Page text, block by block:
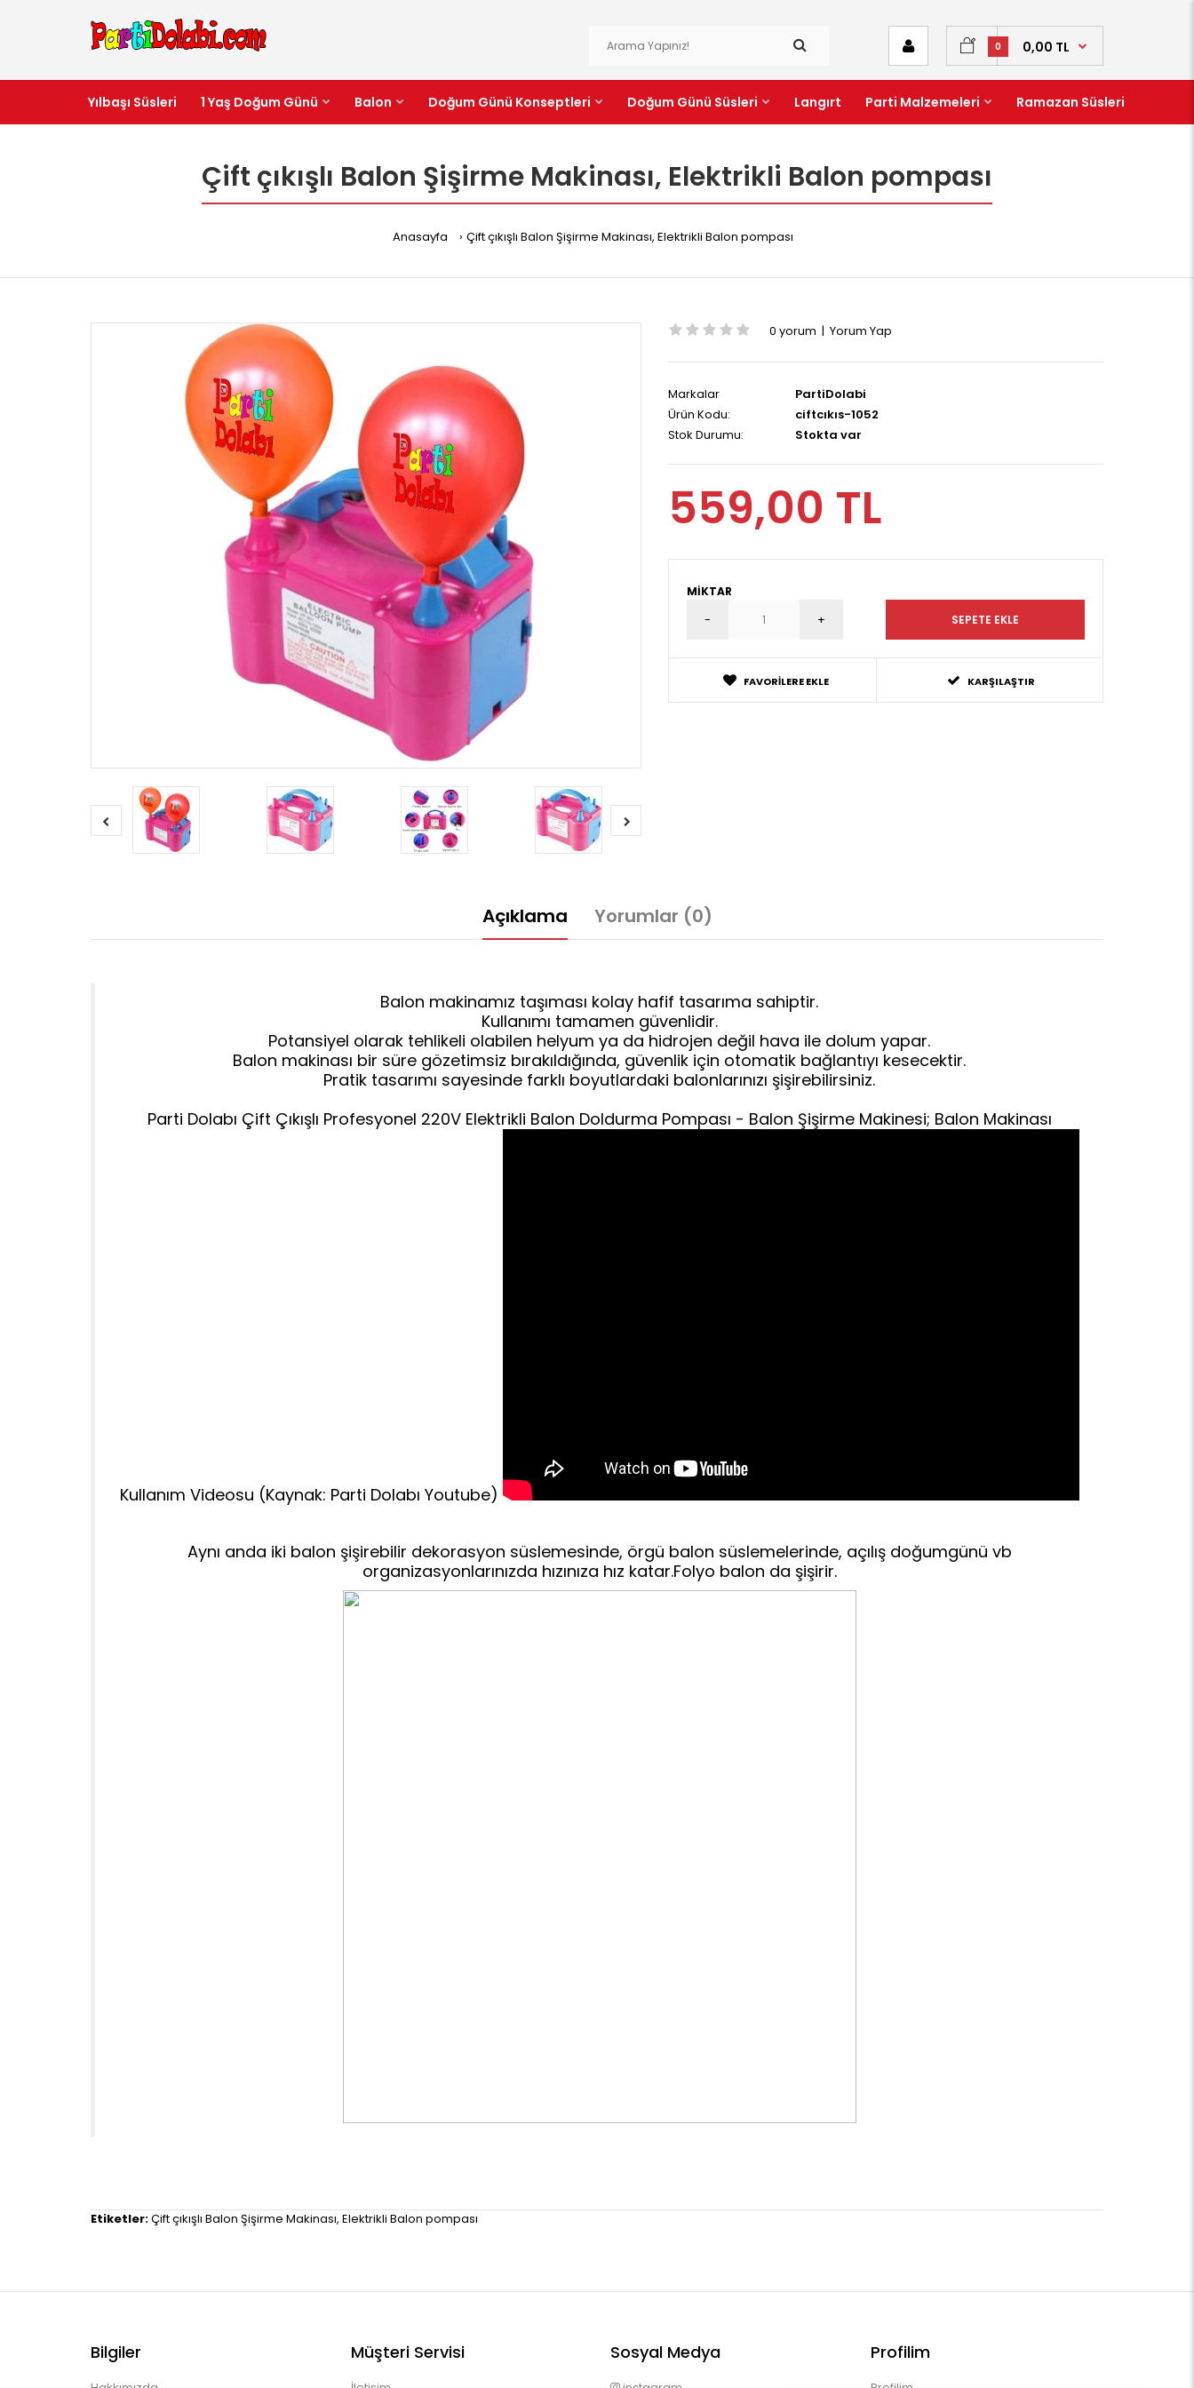
0 0,00 TL
Yılbaşı Süsleri 1 Yaş Doğum Günü Balon Doğum Günü Konseptleri Doğum Günü Süsleri Langırt Parti Malzemeleri Ramazan Süsleri
Çift çıkışlı Balon Şişirme Makinası, Elektrikli Balon pompası
Anasayfa Çift çıkışlı Balon Şişirme Makinası, Elektrikli Balon pompası
0 yorum | Yorum Yap
Markalar
PartiDolabi
Ürün Kodu:
ciftcıkıs-1052
Stok Durumu:
Stokta var
559,00 TL
MIKTAR
FAVORILERE EKLE KARŞILAŞTIR
Açıklama Yorumlar (0)
Balon makinamız taşıması kolay hafif tasarıma sahiptir.
Kullanımı tamamen güvenlidir.
Potansiyel olarak tehlikeli olabilen helyum ya da hidrojen değil hava ile dolum yapar.
Balon makinası bir süre gözetimsiz bırakıldığında, güvenlik için otomatik bağlantıyı kesecektir.
Pratik tasarımı sayesinde farklı boyutlardaki balonlarınızı şişirebilirsiniz.
Parti Dolabı Çift Çıkışlı Profesyonel 220V Elektrikli Balon Doldurma Pompası - Balon Şişirme Makinesi; Balon Makinası
Kullanım Videosu (Kaynak: Parti Dolabı Youtube)
Aynı anda iki balon şişirebilir dekorasyon süslemesinde, örgü balon süslemelerinde, açılış doğumgünü vb
organizasyonlarınızda hızınıza hız katar.Folyo balon da şişirir.
Etiketler:Çift çıkışlı Balon Şişirme Makinası, Elektrikli Balon pompası
Bilgiler Müşteri Servisi Sosyal Medya Profilim